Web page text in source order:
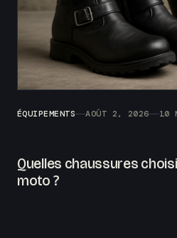
ÉQUIPEMENTS AOÛT 2, 2026 10
Quelles chaussures
moto ?